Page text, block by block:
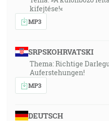
kifejtése!«
MP3
SRPSKOHRVATSKI
Thema: Richtige
Auferstehungen!
MP3
DEUTSCH